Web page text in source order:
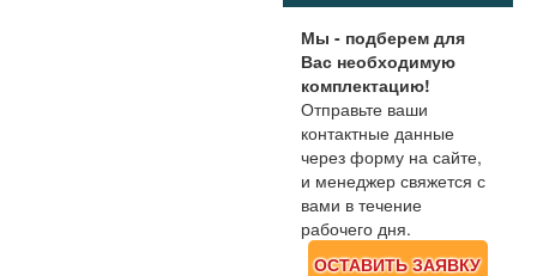
Мы - подберем для
Вас необходимую
комплектацию!
Отправьте ваши
контактные данные
через форму на сайте,
и менеджер свяжется с
вами в течение
рабочего дня.
ОСТАВИТЬ ЗАЯВКУ